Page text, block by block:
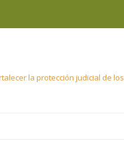
la protección judicial de los